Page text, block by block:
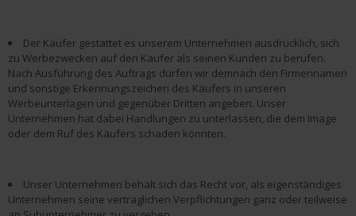
Der Käufer gestattet es unserem Unternehmen ausdrücklich, sich
zu Werbezwecken auf den Käufer als seinen Kunden zu berufen.
Nach Ausführung des Auftrags dürfen wir demnach den Firmennamen
und sonstige Erkennungszeichen des Käufers in unseren
Werbeunterlagen und gegenüber Dritten angeben. Unser
Unternehmen hat dabei Handlungen zu unterlassen, die dem Image
oder dem Ruf des Käufers schaden könnten.
Unser Unternehmen behält sich das Recht vor, als eigenständiges
Unternehmen seine vertraglichen Verpflichtungen ganz oder teilweise